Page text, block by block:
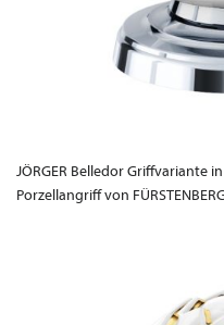
JÖRGER Belledor Griffvariante
Porzellangriff von